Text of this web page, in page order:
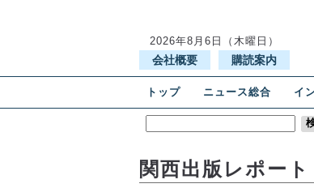
2026年8月6日（木曜日）
会社概要 購読案内
トップ ニュース総合 イ
関西出版レポート